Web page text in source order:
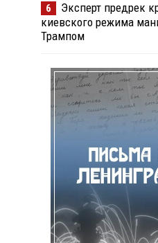
6
Эксперт предрек
киевского режима
Трампом